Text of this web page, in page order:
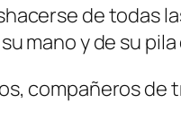
de todas
mano y de su
compañeros